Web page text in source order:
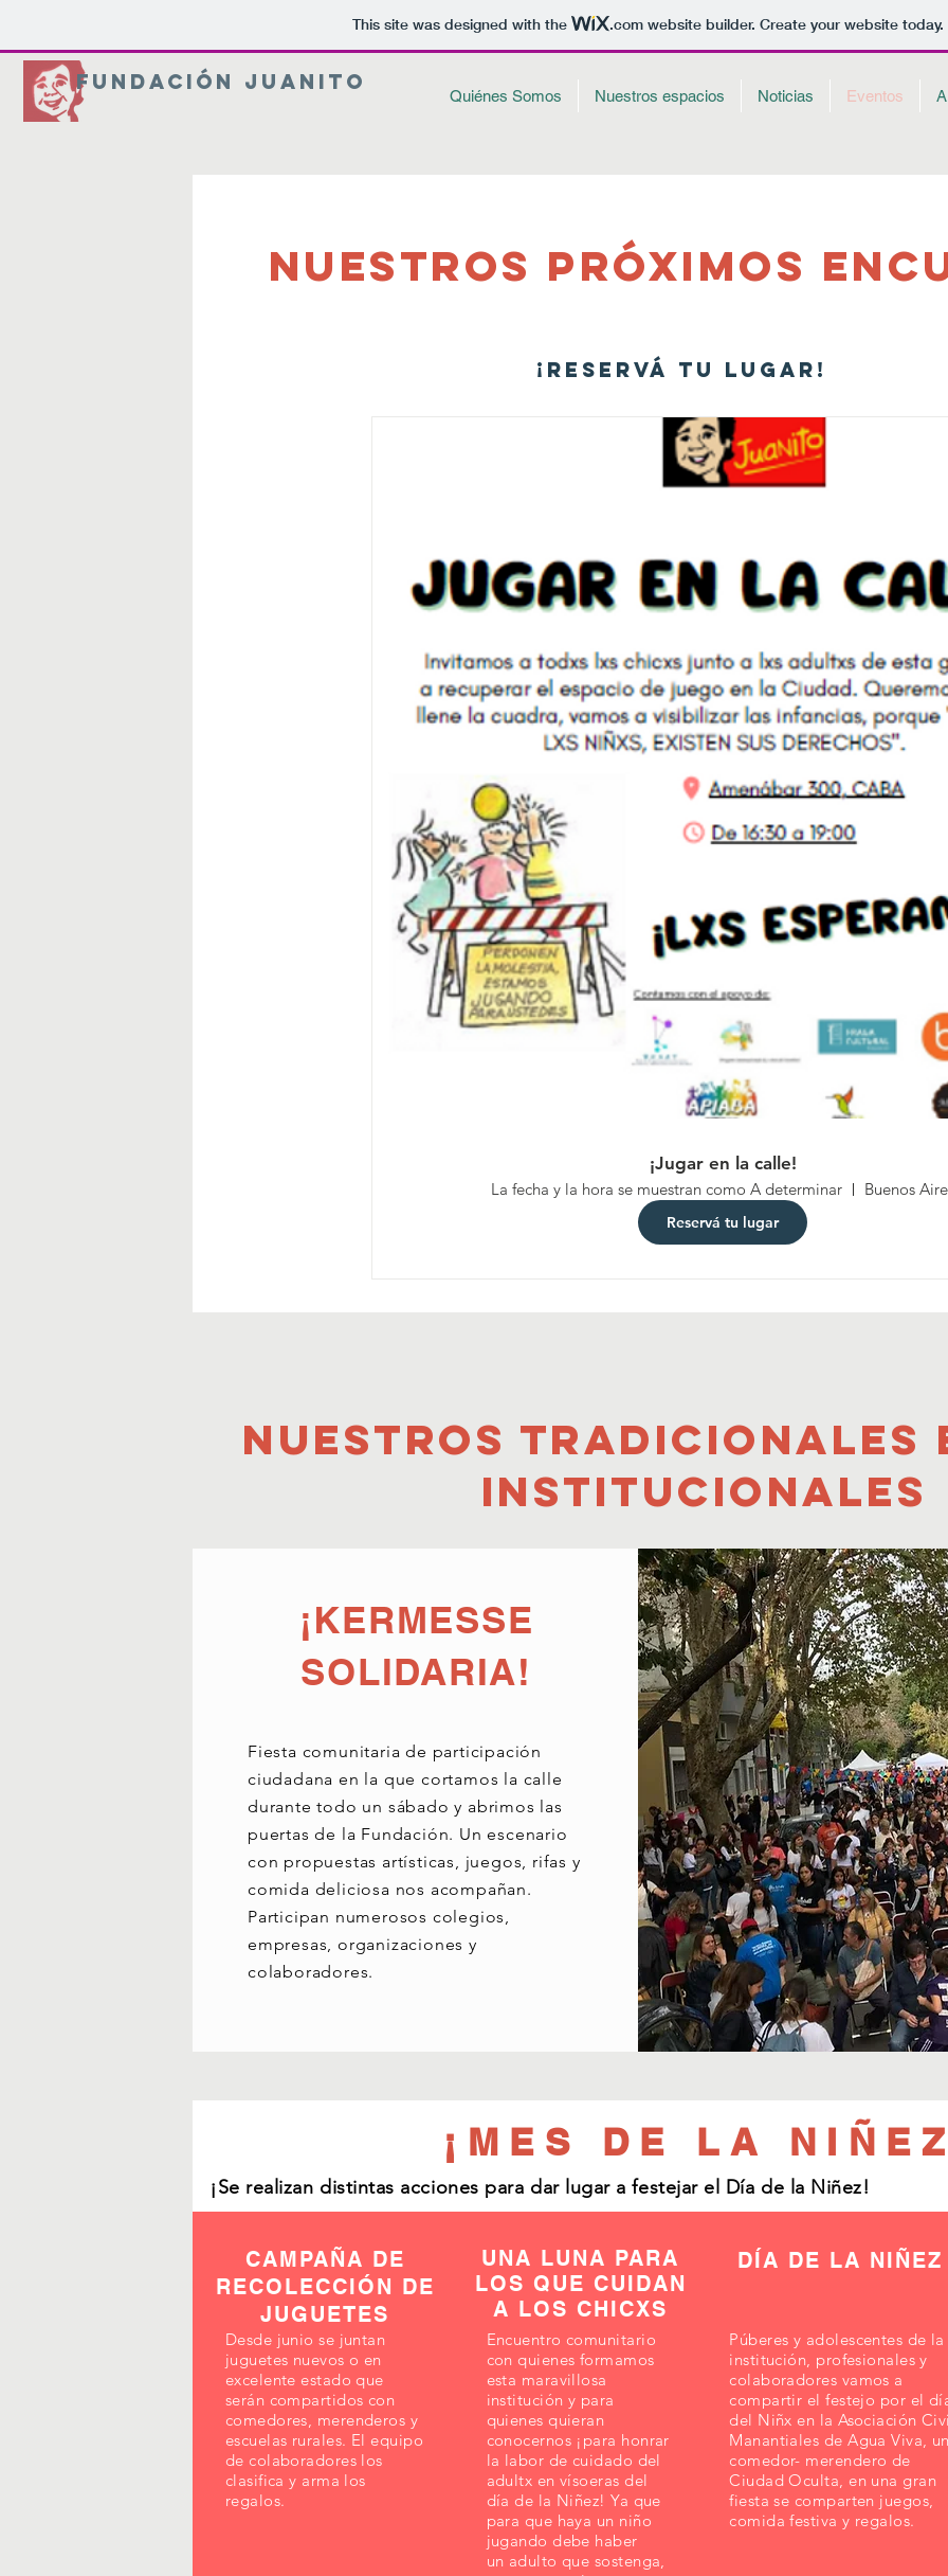
This site was designed with the .comwebsite builder. Create your website today.
FUNDACIÓN JUANITO
Quiénes Somos Nuestros espacios Noticias Eventos
NuestrOs PrÓximOs
¡ReservÁ tu lugar!
¡Jugar en la calle!
La fecha y la hora se muestran como A determinar Buenos
Reservá tu lugar
¡KERMESSE
SOLIDARIA!
Fiesta comunitaria de participación
ciudadana en la que cortamos la calle
durante todo un sábado y abrimos las
puertas de la Fundación. Un escenario
con propuestas artísticas, juegos, rifas y
comida deliciosa nos acompañan.
Participan numerosos colegios,
empresas, organizaciones y
colaboradores.
Nuestros tradicionales
institucionales
¡MES DE LA
¡Se realizan distintas acciones para dar lugar a festejar el Día de la Niñez!
CAMPAÑA DE
RECOLECCIÓN
DE JUGUETES
CAMPAÑA DE
RECOLECCIÓN
DE JUGUETES
CAMPAÑA DE
RECOLECCIÓN DE
JUGUETES
Desde junio se juntan
juguetes nuevos o en
excelente estado que
serán compartidos con
comedores, merenderos y
escuelas rurales. El equipo
de colaboradores los
clasifica y arma los
regalos.
UNA LUNA PARA
LOS QUE CUIDAN
A LOS CHICXS
Encuentro comunitario
con quienes formamos
esta maravillosa
institución y para
quienes quieran
conocernos ¡para honrar
la labor de cuidado del
adultx en vísoeras del
día de la Niñez! Ya que
para que haya un niño
jugando debe haber
un adulto que sostenga,
DÍA DE LA NIÑEZ
Púberes y adolescentes de la
institución, profesionales y
colaboradores vamos a
compartir el festejo por el
del Niñx en la Asociación
Manantiales de Agua Viva,
comedor- merendero de
Ciudad Oculta, en una gran
fiesta se comparten juegos,
comida festiva y regalos.